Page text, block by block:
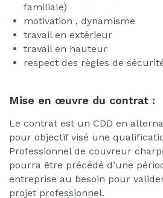
familiale)
motivation , dynamisme
travail en extérieur
travail en hauteur
respect des règles de
Mise en œuvre du contrat :
Le contrat est un CDD en
pour objectif visé une
Professionnel de couvreur
pourra être précédé d’une
entreprise au besoin pour
projet professionnel.